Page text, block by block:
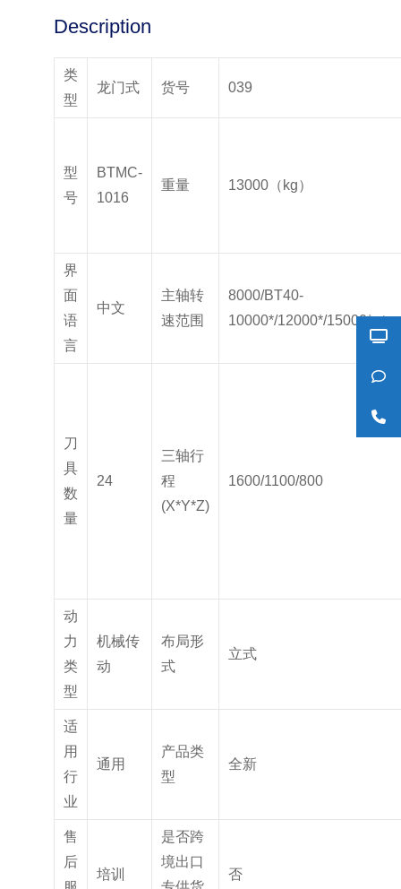
Description
类
型
龙门式 货号 039
型
号
BTMC-
1016
重量 13000（kg）
界
面
语
言
中文
主轴转
速范围
8000/BT40-
10000*/12000*/15000*（
刀
具
数
量
24
三轴行
程
(X*Y*Z)
1600/1100/800
动
力
类
型
机械传
动
布局形
式
立式
适
用
行
业
通用
产品类
型
全新
售
后
培训
是否跨
境出口
否